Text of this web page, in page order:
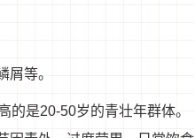
等。
是20-50岁的青壮年群体。